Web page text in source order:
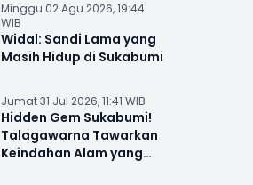
Minggu 02 Agu 2026, 19:44
WIB
Widal: Sandi Lama yang
Masih Hidup di Sukabumi
Jumat 31 Jul 2026, 11:41 WIB
Hidden Gem Sukabumi!
Talagawarna Tawarkan
Keindahan Alam yang